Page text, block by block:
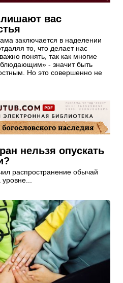
вас
заключается в наделении
то, что делает нас
понять, так как многие
- значит быть
Но это совершенно не
нельзя опускать
распространение обычай